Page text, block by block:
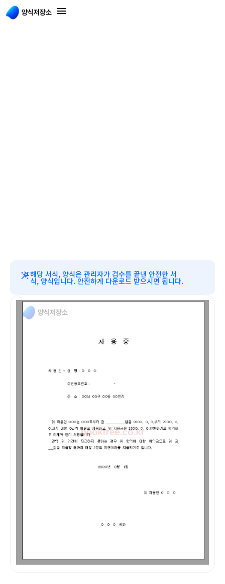
해당 서식, 양식은 관리자가 검수를 끝낸 안전한 서
식, 양식입니다. 안전하게 다운로드 받으시면 됩니다.